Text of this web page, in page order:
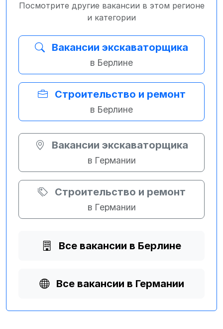
Посмотрите другие вакансии в этом регионе
и категории
Вакансии экскаваторщика
в Берлине
Строительство и ремонт
в Берлине
Вакансии экскаваторщика
в Германии
Строительство и ремонт
в Германии
Все вакансии в Берлине
Все вакансии в Германии